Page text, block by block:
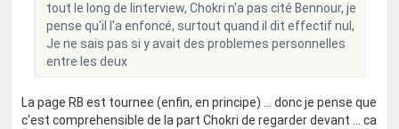
tout le long de linterview, Chokri n'a pas cité Bennour, je
pense qu'il l'a enfoncé, surtout quand il dit effectif nul,
Je ne sais pas si y avait des problemes personnelles
entre les deux
La page RB est tournee (enfin, en principe) ... donc je pense que
c'est comprehensible de la part Chokri de regarder devant ... ca